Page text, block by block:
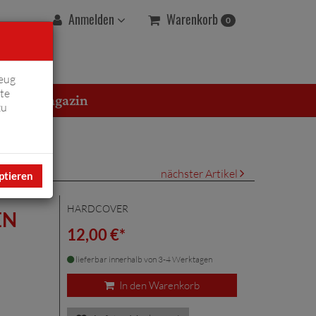
Anmelden Warenkorb 0
Magazin
nächster Artikel
HARDCOVER
12,00 €*
lieferbar innerhalb von 3-4 Werktagen
In den Warenkorb